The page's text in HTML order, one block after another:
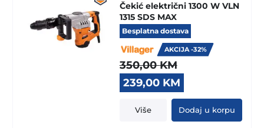
Čekić električni 1300 W VLN
1315 SDS MAX
Besplatna dostava
AKCIJA -32%
350,00KM
Original
price
was:
350,00 KM.
239,00 KM
price
is:
239,00 KM.
Više Dodaj u korpu